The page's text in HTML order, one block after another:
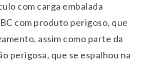
com carga embalada
com produto perigoso, que
assim como parte da
perigosa, que se espalhou na